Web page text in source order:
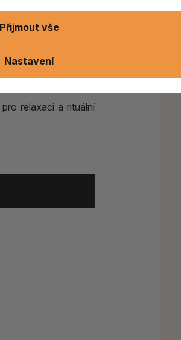
slova „itr“
jsouattar oleje
relaxaci a rituální
Nastavení
Přijmout vše